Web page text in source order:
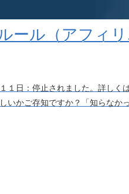
ール（アフィ
１日：停止されました。詳し
いかご存知ですか？「知らなか